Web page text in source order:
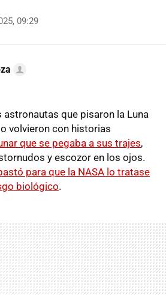
09:29
astronautas que pisaron la Luna
volvieron con historias
que se pegaba a sus trajes,
y escozor en los ojos.
para que la NASA lo tratase
biológico.